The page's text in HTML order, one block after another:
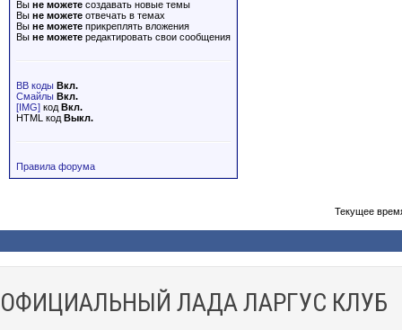
Вы не можете создавать новые темы
Вы не можете отвечать в темах
Вы не можете прикреплять вложения
Вы не можете редактировать свои сообщения
BB коды Вкл.
Смайлы Вкл.
[IMG] код Вкл.
HTML код Выкл.
Правила форума
Текущее
ОФИЦИАЛЬНЫЙ ЛАДА ЛАРГУС КЛУБ